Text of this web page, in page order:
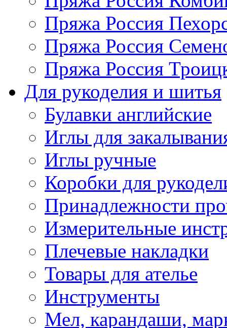
Пряжа Россия
Пряжа Россия
Пряжа Россия
Для рукоделия и шитья
Булавки английские
Иглы для
Иглы ручные
Коробки для
Принадлежности
Измерительные
Плечевые накладки
Товары для ателье
Инструменты
Мел, карандаши,